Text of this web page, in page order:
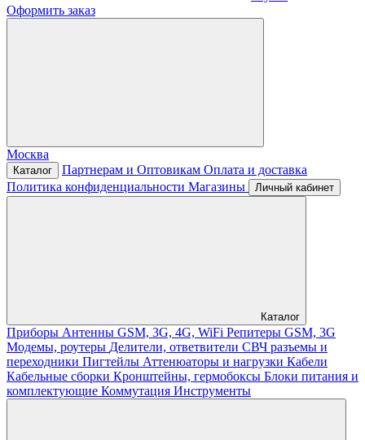
Оформить заказ
Москва
Каталог Партнерам и Оптовикам Оплата и доставка
Политика конфиденциальности Магазины Личный кабинет
Каталог
Приборы Антенны GSM, 3G, 4G, WiFi Репитеры GSM, 3G
Модемы, роутеры Делители, ответвители СВЧ разъемы и
переходники Пигтейлы Аттенюаторы и нагрузки Кабели
Кабельные сборки Кронштейны, гермобоксы Блоки питания и
комплектующие Коммутация Инструменты